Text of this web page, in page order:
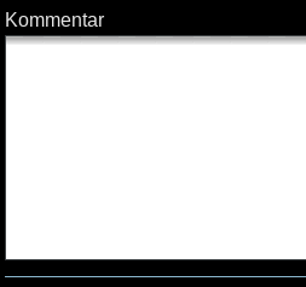
Kommentar